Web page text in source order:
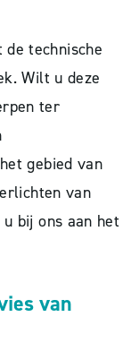
de technische
Wilt u deze
ter
gebied van
van
bij ons aan het
van